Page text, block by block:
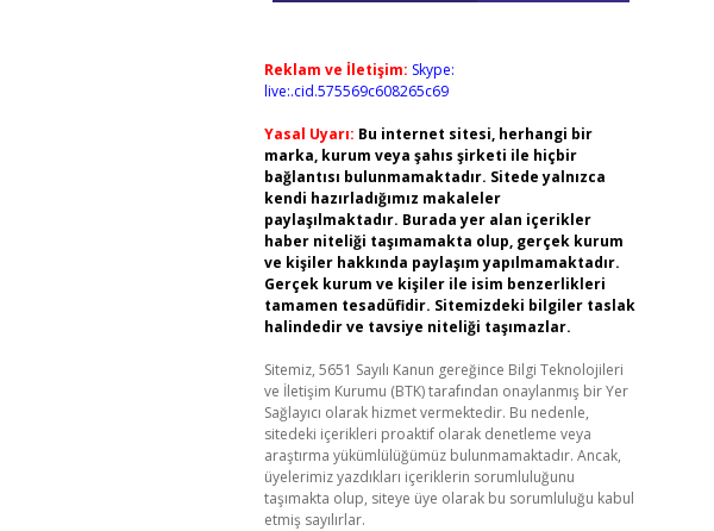
Reklam ve İletişim: Skype:
live:.cid.575569c608265c69
Yasal Uyarı: Bu internet sitesi, herhangi bir
marka, kurum veya şahıs şirketi ile hiçbir
bağlantısı bulunmamaktadır. Sitede yalnızca
kendi hazırladığımız makaleler
paylaşılmaktadır. Burada yer alan içerikler
haber niteliği taşımamakta olup, gerçek kurum
ve kişiler hakkında paylaşım yapılmamaktadır.
Gerçek kurum ve kişiler ile isim benzerlikleri
tamamen tesadüfidir. Sitemizdeki bilgiler taslak
halindedir ve tavsiye niteliği taşımazlar.
Sitemiz, 5651 Sayılı Kanun gereğince Bilgi Teknolojileri
ve İletişim Kurumu (BTK) tarafından onaylanmış bir Yer
Sağlayıcı olarak hizmet vermektedir. Bu nedenle,
sitedeki içerikleri proaktif olarak denetleme veya
araştırma yükümlülüğümüz bulunmamaktadır. Ancak,
üyelerimiz yazdıkları içeriklerin sorumluluğunu
taşımakta olup, siteye üye olarak bu sorumluluğu kabul
etmiş sayılırlar.